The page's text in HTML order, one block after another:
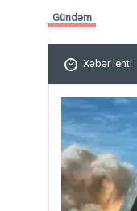
Gündəm
Xəbər lenti